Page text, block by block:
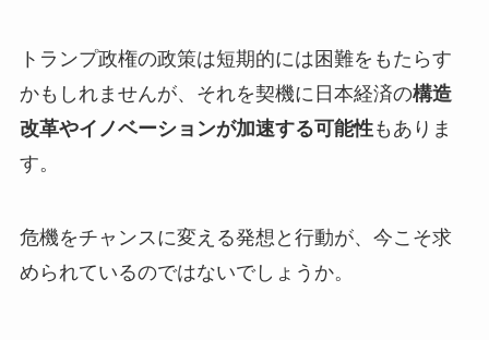
トランプ政権の政策は短期的には困難をもたらす
かもしれませんが、それを契機に日本経済の構造
改革やイノベーションが加速する可能性もありま
す。
危機をチャンスに変える発想と行動が、今こそ求
められているのではないでしょうか。